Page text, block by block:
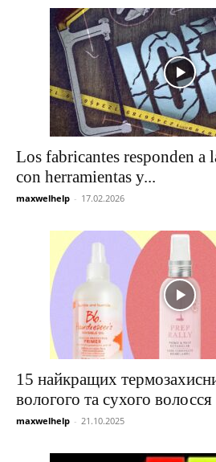
Los fabricantes responden a
con herramientas y...
maxwelhelp - 17.02.2026
15 найкращих
вологого та сухого
maxwelhelp - 21.10.2025